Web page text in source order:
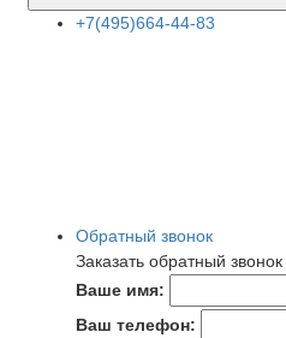
+7(495)664-44-83
Обратный звонок
Заказать обратный звонок
Ваше имя:
Ваш телефон: